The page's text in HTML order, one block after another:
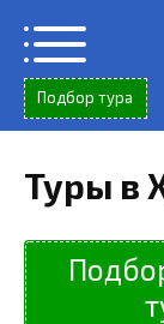
содержанию
Подбор тура
Туры в